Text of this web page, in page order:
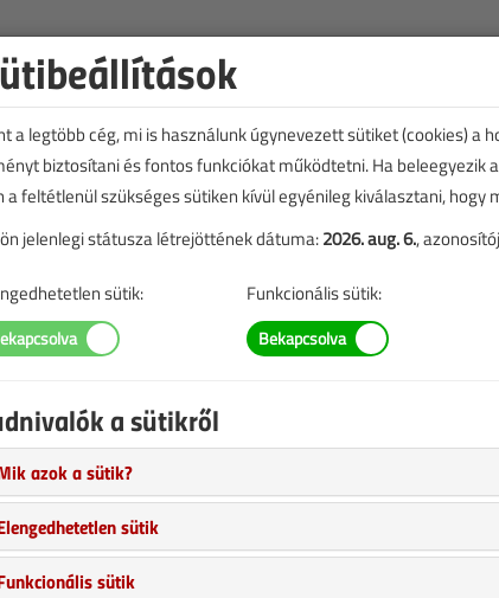
Tomcsányi Erzsébet cikkei
1 2 3
A munkaügyi ellenőrzés
a legtöbb cég, mi is használunk úgynevezett sütiket (cookies)
biztosítani és fontos funkciókat működtetni. Ha beleegyezik
a feltétlenül szükséges sütiken kívül egyénileg kiválasztani,
jelenlegi státusza létrejöttének dátuma:2026. aug. 6.,
sütik: Funkcionális sütik:
a sütikről
azok a sütik?
sütik
sütik